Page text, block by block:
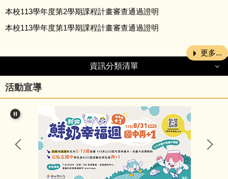
本校113學年度第2學期課程計畫審查通過證明
本校113學年度第1學期課程計畫審查通過證明
更多...
資訊分類清單
資訊分類清單
細說五寮
行政處室
公告訊息
活動宣導